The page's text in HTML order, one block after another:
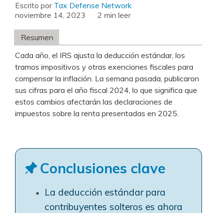
Escrito por Tax Defense Network
noviembre 14, 2023
leer
Resumen
Cada año, el IRS ajusta la deducción estándar, los
tramos impositivos y otras exenciones fiscales para
compensar la inflación. La semana pasada, publicaron
sus cifras para el año fiscal 2024, lo que significa que
estos cambios afectarán las declaraciones de
impuestos sobre la renta presentadas en 2025.
Conclusiones clave
La deducción estándar para
contribuyentes solteros es ahora